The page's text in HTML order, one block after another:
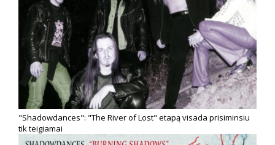
"Shadowdances": "The River of Lost" etapą visada prisiminsiu
tik teigiamai